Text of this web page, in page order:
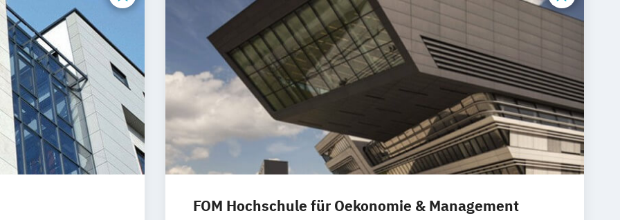
FOM Hochschule für Oekonomie & Management